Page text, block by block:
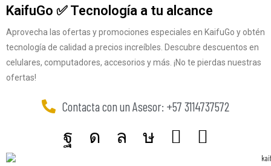
KaifuGo ✅ Tecnología a tu alcance
Aprovecha las ofertas y promociones especiales en KaifuGo y obtén
tecnología de calidad a precios increíbles. Descubre descuentos en
celulares, computadores, accesorios y más. ¡No te pierdas nuestras
ofertas!
Contacta con un Asesor: +57 3114737572